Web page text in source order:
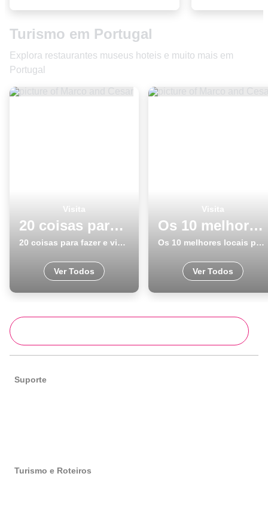
Turismo em Portugal
Explora restaurantes museus hoteis e muito mais em
Portugal
Visita
20 coisas para fazer e visitar no inverno em SetÃºbal
20 coisas para fazer e visitar no inverno em SetÃºbal
Ver Todos
Visita
Os 10 melhores locais para visitar em Porto
Os 10 melhores locais para visitar em Porto
Ver Todos
Suporte
Turismo e Roteiros